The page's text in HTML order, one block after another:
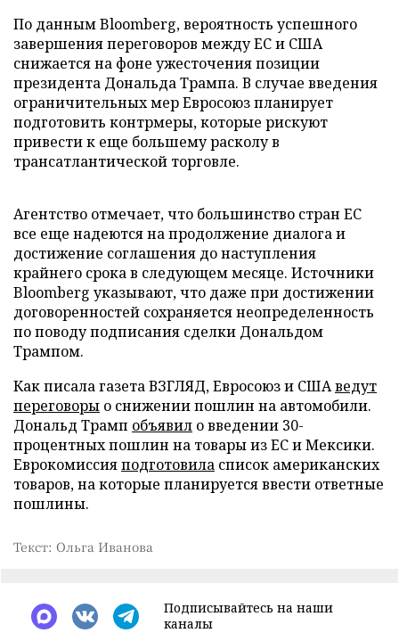
По данным Bloomberg, вероятность успешного
завершения переговоров между ЕС и США
снижается на фоне ужесточения позиции
президента Дональда Трампа. В случае введения
ограничительных мер Евросоюз планирует
подготовить контрмеры, которые рискуют
привести к еще большему расколу в
трансатлантической торговле.
Агентство отмечает, что большинство стран ЕС
все еще надеются на продолжение диалога и
достижение соглашения до наступления
крайнего срока в следующем месяце. Источники
Bloomberg указывают, что даже при достижении
договоренностей сохраняется неопределенность
по поводу подписания сделки Дональдом
Трампом.
Как писала газета ВЗГЛЯД, Евросоюз и СШАведут
переговоры о снижении пошлин на автомобили.
Дональд Трамп объявил о введении 30-
процентных пошлин на товары из ЕС и Мексики.
Еврокомиссияподготовила список американских
товаров, на которые планируется ввести ответные
пошлины.
Текст: Ольга Иванова
Подписывайтесь на наши
каналы